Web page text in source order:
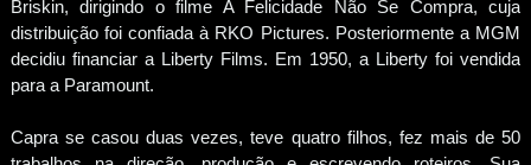
Briskin, dirigindo o filme A Felicidade Não Se Compra, cuja
distribuição foi confiada à RKO Pictures. Posteriormente a MGM
decidiu financiar a Liberty Films. Em 1950, a Liberty foi vendida
para a Paramount.
Capra se casou duas vezes, teve quatro filhos, fez mais de 50